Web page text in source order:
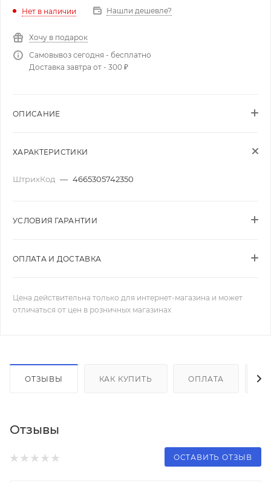
Нет в наличии Нашли дешевле?
Хочу в подарок
Самовывоз сегодня - бесплатно
Доставка завтра от - 300 ₽
ОПИСАНИЕ
ХАРАКТЕРИСТИКИ
ШтрихКод — 4665305742350
УСЛОВИЯ ГАРАНТИИ
ОПЛАТА И ДОСТАВКА
Цена действительна только для интернет-магазина и может
отличаться от цен в розничных магазинах
ОТЗЫВЫ КАК КУПИТЬ ОПЛАТА
Отзывы
ОСТАВИТЬ ОТЗЫВ